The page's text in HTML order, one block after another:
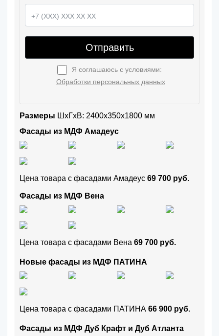
Отправить
Я соглашаюсь с условиями:
Обработки персональных данных
Размеры ШxГхВ: 2400x350x1800 мм
Фасады из МДФ Амадеус
Цена товара с фасадами Амадеус 69 700 руб.
Фасады из МДФ Вена
Цена товара с фасадами Вена 69 700 руб.
Новые фасады из МДФ ПАТИНА
Цена товара с фасадами ПАТИНА 66 900 руб.
Фасады из МДФ Дуб Крафт и Дуб Атланта